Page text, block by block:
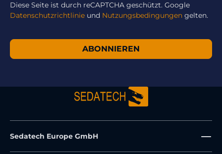
ABONNIEREN
Diese Seite ist durch reCAPTCHA geschützt. Google
Datenschutzrichtlinie und Nutzungsbedingungen gelten.
Sedatech Europe GmbH